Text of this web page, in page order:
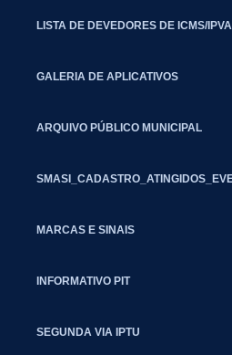
LISTA DE DEVEDORES DE ICMS/IPVA
GALERIA DE APLICATIVOS
ARQUIVO PÚBLICO MUNICIPAL
MARCAS E SINAIS
INFORMATIVO PIT
SEGUNDA VIA IPTU